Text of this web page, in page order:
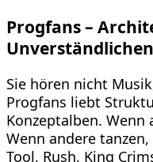
Progfans –
Unverständlichen
Sie hören nicht
Progfans liebt
Konzeptalben. Wenn
Wenn andere
Tool, Rush, King